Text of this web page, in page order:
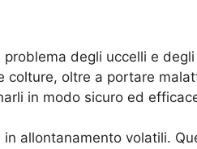
degli uccelli e
colture, oltre a portare
in modo sicuro ed
allontanamento volatili.